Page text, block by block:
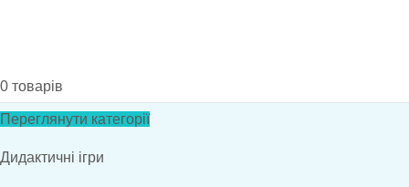
0 товарів
Переглянути категорії
Дидактичні ігри